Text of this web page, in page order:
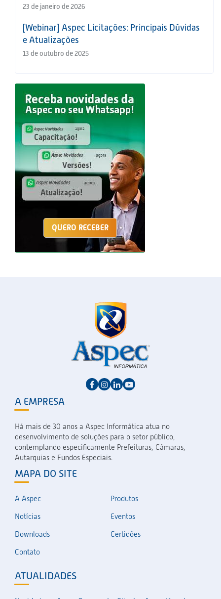
23 de janeiro de 2026
[Webinar] Aspec Licitações: Principais Dúvidas
e Atualizações
13 de outubro de 2025
QUERO RECEBER
A EMPRESA
Há mais de 30 anos a Aspec Informática atua no
desenvolvimento de soluções para o setor público,
contemplando especificamente Prefeituras, Câmaras,
Autarquias e Fundos Especiais.
MAPA DO SITE
A Aspec
Produtos
Notícias
Eventos
Downloads
Certidões
Contato
ATUALIDADES